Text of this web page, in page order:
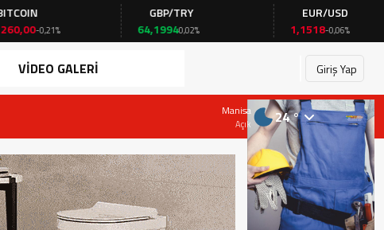
GBP/TRY
64,19940,02%
EUR/USD
1,1518
-0,06%
VİDEO GALERİ Giriş Yap
28 Temmuz 2026 - 19:23
Başkan AKIN, Çarşamba günü CHP İlçe
Manisa
Açık 24 °